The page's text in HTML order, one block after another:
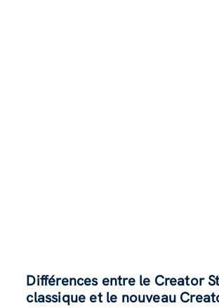
Différences entre le Creator
classique et le nouveau